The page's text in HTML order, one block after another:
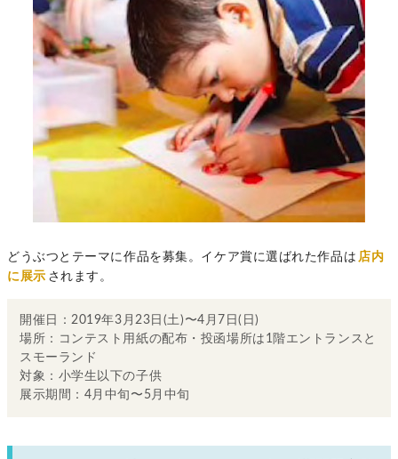
どうぶつとテーマに作品を募集。イケア賞に選ばれた作品は 店内
に展示 されます。
開催日：2019年3月23日(土)〜4月7日(日)
場所：コンテスト用紙の配布・投函場所は1階エントランスと
スモーランド
対象：小学生以下の子供
展示期間：4月中旬〜5月中旬